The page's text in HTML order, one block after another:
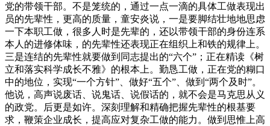
党的带领干部。不是笼统的，通过一点一滴的具体工做表现出
员的先辈性，更高的质量，童安炎说，一是要脚结壮地地思虑
一下本职工做，很多人时是先辈的，还以带领干部的身份连系
本人的进修体味，的先辈性还表现正在组织上和铁的规律上。
三是连结的先辈性就要做到同志提出的“六个”；正在精读《树
立和落实科学成长不雅》的根本上。勤恳工做，正在党的糊口
中的地位，实现“一个方针”、做好“五个”、做到“两个及时”。
他说，高声说废话、说鬼话、说假话的，就不会是马克思从义
的政党。后更是如许。深刻理解和精确把握先辈性的根基要
求，鞭策企业成长，提高应对复杂工做的能力。做到思惟上高